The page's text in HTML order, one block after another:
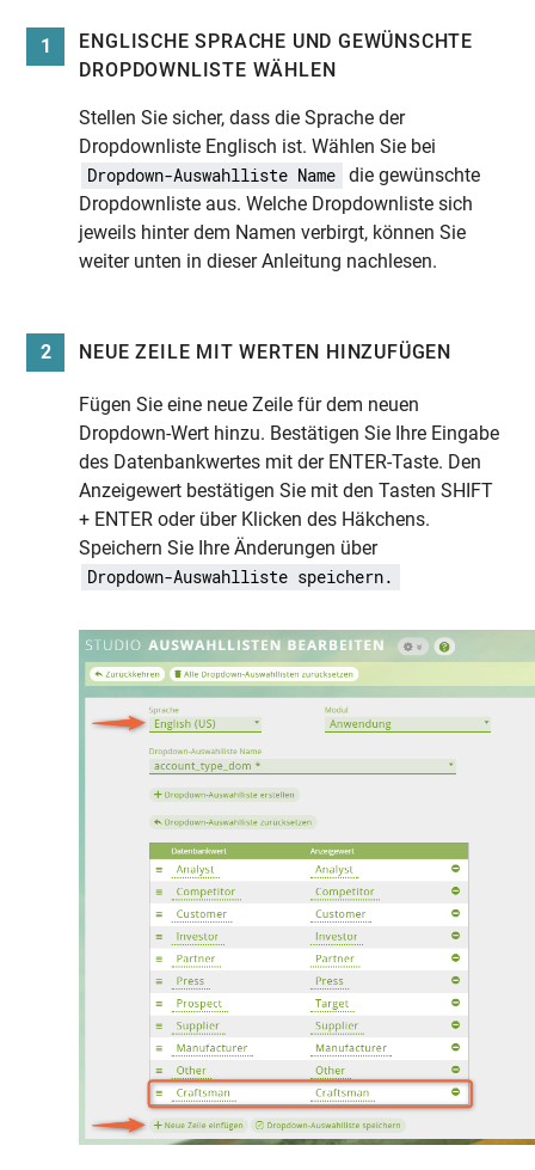
1
ENGLISCHE SPRACHE UND GEWÜNSCHTE
DROPDOWNLISTE WÄHLEN
Stellen Sie sicher, dass die Sprache der
Dropdownliste Englisch ist. Wählen Sie bei
Dropdown-Auswahlliste Name
die gewünschte
Dropdownliste aus. Welche Dropdownliste sich
jeweils hinter dem Namen verbirgt, können Sie
weiter unten in dieser Anleitung nachlesen.
2 NEUE ZEILE MIT WERTEN HINZUFÜGEN
Fügen Sie eine neue Zeile für dem neuen
Dropdown-Wert hinzu. Bestätigen Sie Ihre Eingabe
des Datenbankwertes mit der ENTER-Taste. Den
Anzeigewert bestätigen Sie mit den Tasten SHIFT
+ ENTER oder über Klicken des Häkchens.
Speichern Sie Ihre Änderungen über
Dropdown-Auswahlliste speichern.